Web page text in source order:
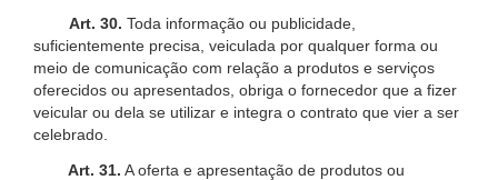
Art. 30. Toda informação ou publicidade,
suficientemente precisa, veiculada por qualquer forma ou
meio de comunicação com relação a produtos e serviços
oferecidos ou apresentados, obriga o fornecedor que a fizer
veicular ou dela se utilizar e integra o contrato que vier a ser
celebrado.
Art. 31. A oferta e apresentação de produtos ou